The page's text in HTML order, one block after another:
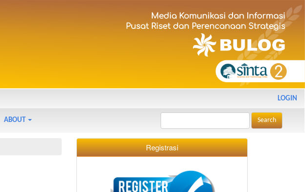
LOGIN
ABOUT Search
Registrasi